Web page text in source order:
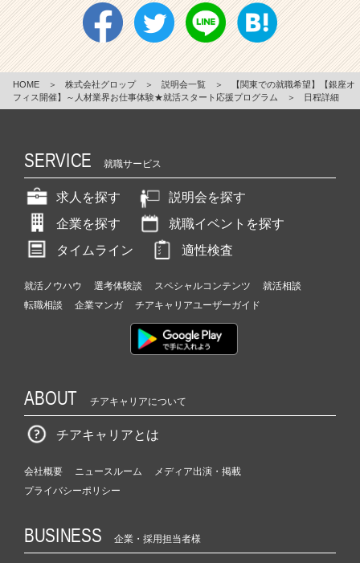
HOME ＞ 株式会社グロップ ＞ 説明会一覧 ＞
【関東での就職希望】【銀座オ
フィス開催】～人材業界お仕事体験★就活スタート応援プログラム
＞ 日程詳細
SERVICE 就職サービス
求人を探す
説明会を探す
企業を探す
就職イベントを探す
タイムライン
適性検査
就活ノウハウ 選考体験談 スペシャルコンテンツ
就活相談
転職相談
企業マンガ チアキャリアユーザーガイド
ABOUT チアキャリアについて
チアキャリアとは
会社概要 ニュースルーム
メディア出演・掲載
プライバシーポリシー
BUSINESS 企業・採用担当者様